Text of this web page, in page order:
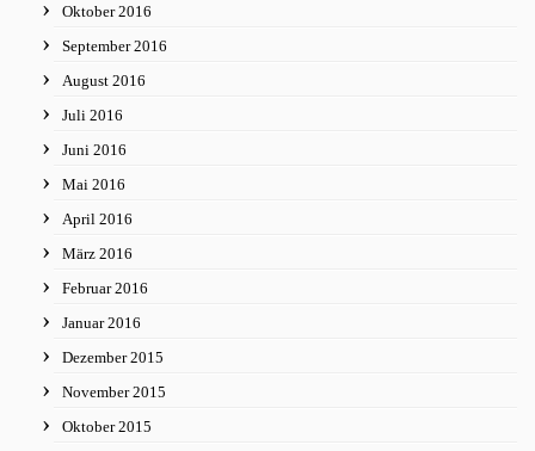
Oktober 2016
September 2016
August 2016
Juli 2016
Juni 2016
Mai 2016
April 2016
März 2016
Februar 2016
Januar 2016
Dezember 2015
November 2015
Oktober 2015